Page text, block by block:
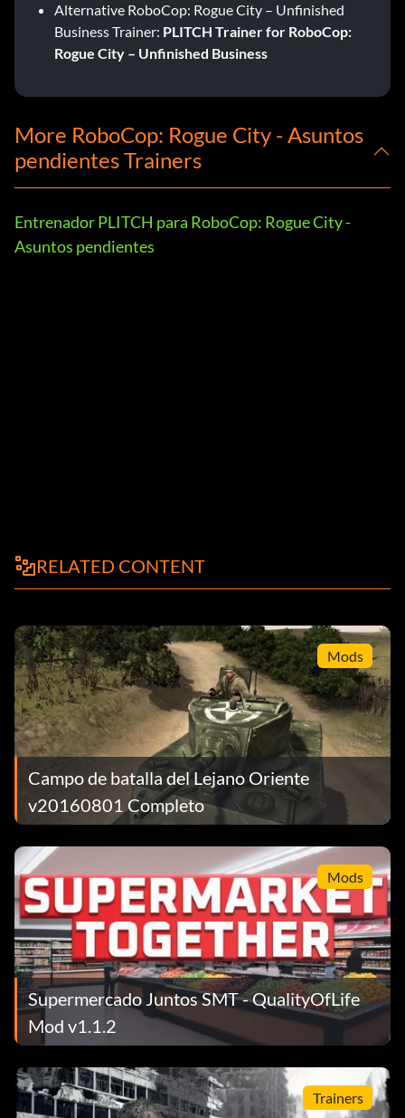
Alternative RoboCop: Rogue City – Unfinished
Business Trainer: PLITCH Trainer for RoboCop:
Rogue City – Unfinished Business
More RoboCop: Rogue City - Asuntos
pendientes Trainers
Entrenador PLITCH para RoboCop: Rogue City -
Asuntos pendientes
RELATED CONTENT
Mods
Campo de batalla del Lejano Oriente
v20160801 Completo
Mods
Supermercado Juntos SMT - QualityOfLife
Mod v1.1.2
Trainers